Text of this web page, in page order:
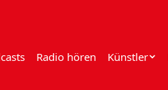
Radio hören Künstler